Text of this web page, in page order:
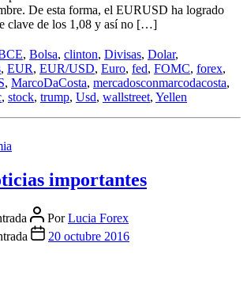
De esta forma, el EURUSD ha logrado
clave de los 1,08 y así no […]
, Bolsa, clinton, Divisas, Dolar,
, EUR, EUR/USD, Euro, fed, FOMC, forex,
, MarcoDaCosta, mercadosconmarcodacosta,
, stock, trump, Usd, wallstreet, Yellen
importantes
PorLucia Forex
20 octubre 2016